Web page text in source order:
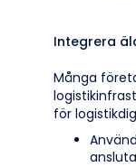
Integrera
Många
för